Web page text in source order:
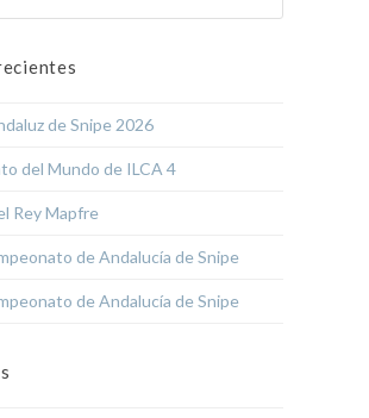
de Snipe 2026
del Mundo de ILCA 4
Rey Mapfre
de Andalucía de Snipe
de Andalucía de Snipe